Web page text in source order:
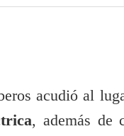
acudió al
, además de